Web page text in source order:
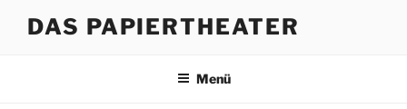
InhaltDAS PAPIERTHEATER
Menü